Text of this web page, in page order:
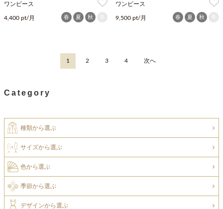
ワンピース
4,400 pt/月 春 夏 秋
ワンピース
9,500 pt/月 春 夏 秋
1 2 3 4 次へ
Category
種類から選ぶ
サイズから選ぶ
色から選ぶ
季節から選ぶ
デザインから選ぶ